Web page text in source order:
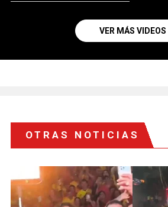
VER MÁS VIDEOS
OTRAS NOTICIAS